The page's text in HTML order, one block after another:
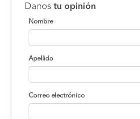
Danos tu opinión
Nombre
Apellido
Correo electrónico